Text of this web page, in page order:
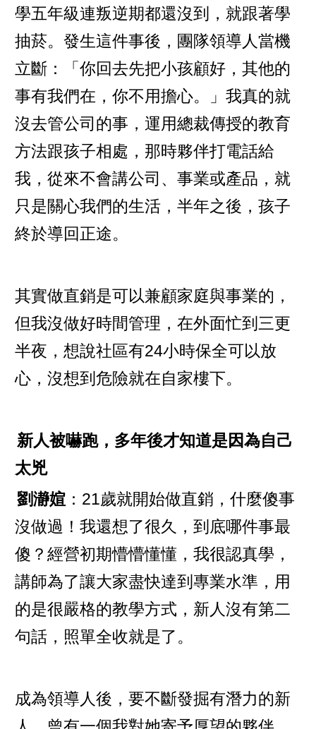
學五年級連叛逆期都還沒到，就跟著學
抽菸。發生這件事後，團隊領導人當機
立斷：「你回去先把小孩顧好，其他的
事有我們在，你不用擔心。」我真的就
沒去管公司的事，運用總裁傳授的教育
方法跟孩子相處，那時夥伴打電話給
我，從來不會講公司、事業或產品，就
只是關心我們的生活，半年之後，孩子
終於導回正途。
其實做直銷是可以兼顧家庭與事業的，
但我沒做好時間管理，在外面忙到三更
半夜，想說社區有24小時保全可以放
心，沒想到危險就在自家樓下。
新人被嚇跑，多年後才知道是因為自己
太兇
劉瀞媗 ：21歲就開始做直銷，什麼傻事
沒做過！我還想了很久，到底哪件事最
傻？經營初期懵懵懂懂，我很認真學，
講師為了讓大家盡快達到專業水準，用
的是很嚴格的教學方式，新人沒有第二
句話，照單全收就是了。
成為領導人後，要不斷發掘有潛力的新